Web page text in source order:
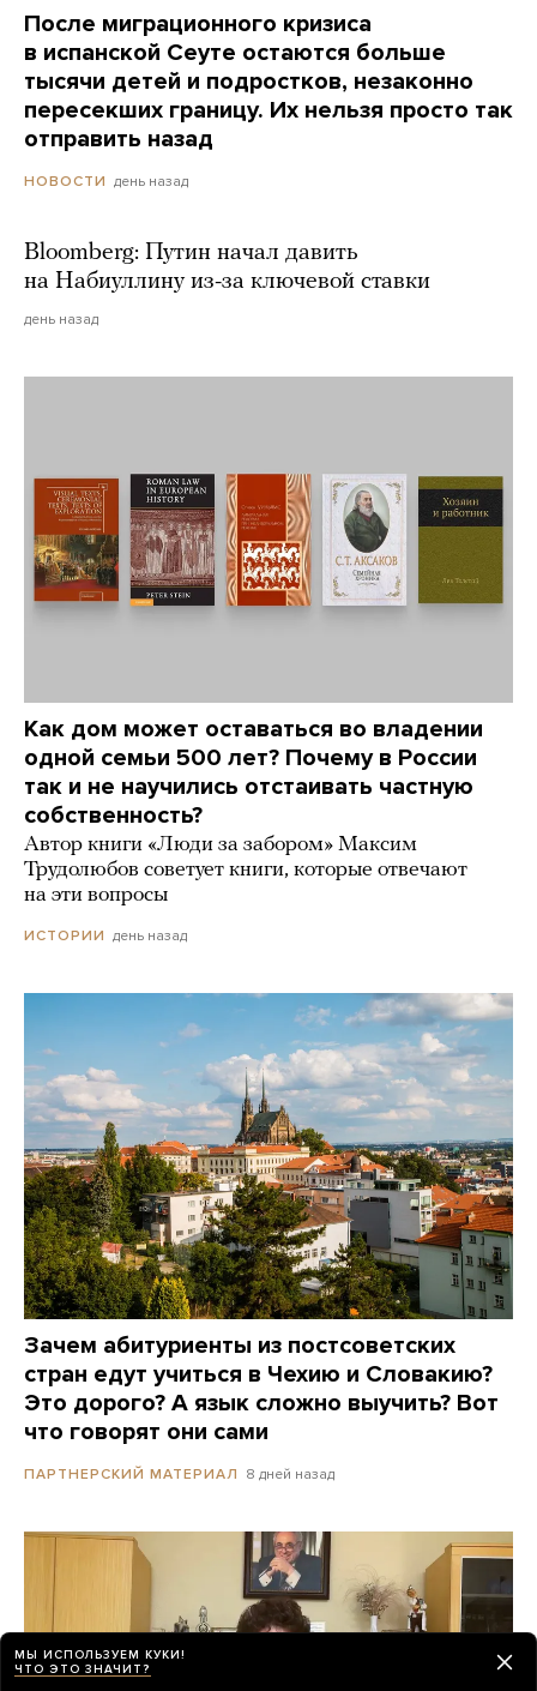
После миграционного кризиса
в испанской Сеуте остаются больше
тысячи детей и подростков, незаконно
пересекших границу. Их нельзя просто так
отправить назад
НОВОСТИ день назад
Bloomberg: Путин начал давить
на Набиуллину из-за ключевой ставки
день назад
Как дом может оставаться во владении
одной семьи 500 лет? Почему в России
так и не научились отстаивать частную
собственность?
Автор книги «Люди за забором» Максим
Трудолюбов советует книги, которые отвечают
на эти вопросы
ИСТОРИИ день назад
Зачем абитуриенты из постсоветских
стран едут учиться в Чехию и Словакию?
Это дорого? А язык сложно выучить? Вот
что говорят они сами
ПАРТНЕРСКИЙ МАТЕРИАЛ 8 дней назад
МЫ ИСПОЛЬЗУЕМ КУКИ!
ЧТО ЭТО ЗНАЧИТ?